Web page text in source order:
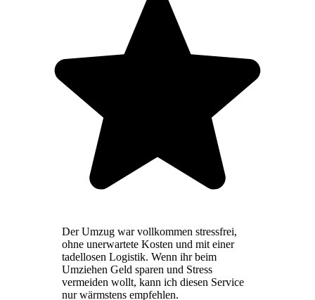
Der Umzug war vollkommen stressfrei,
ohne unerwartete Kosten und mit einer
tadellosen Logistik. Wenn ihr beim
Umziehen Geld sparen und Stress
vermeiden wollt, kann ich diesen Service
nur wärmstens empfehlen.